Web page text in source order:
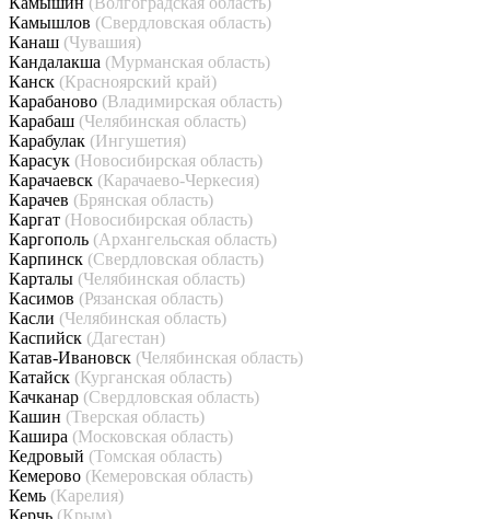
Камышлов (Свердловская область)
Канаш (Чувашия)
Кандалакша (Мурманская область)
Канск (Красноярский край)
Карабаново (Владимирская область)
Карабаш (Челябинская область)
Карабулак (Ингушетия)
Карасук (Новосибирская область)
Карачаевск (Карачаево-Черкесия)
Карачев (Брянская область)
Каргат (Новосибирская область)
Каргополь (Архангельская область)
Карпинск (Свердловская область)
Карталы (Челябинская область)
Касимов (Рязанская область)
Касли (Челябинская область)
Каспийск (Дагестан)
Катав-Ивановск (Челябинская область)
Катайск (Курганская область)
Качканар (Свердловская область)
Кашин (Тверская область)
Кашира (Московская область)
Кедровый (Томская область)
Кемерово (Кемеровская область)
Кемь (Карелия)